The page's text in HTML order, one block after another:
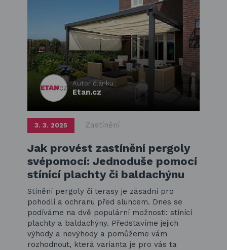
Autor článku
Etan.cz
3. 3. 2025 Zastínění
Jak provést zastínění pergoly
svépomocí: Jednoduše pomocí
stínící plachty či baldachýnu
Stínění pergoly či terasy je zásadní pro
pohodlí a ochranu před sluncem. Dnes se
podíváme na dvě populární možnosti: stínící
plachty a baldachýny. Představíme jejich
výhody a nevýhody a pomůžeme vám
rozhodnout, která varianta je pro vás ta